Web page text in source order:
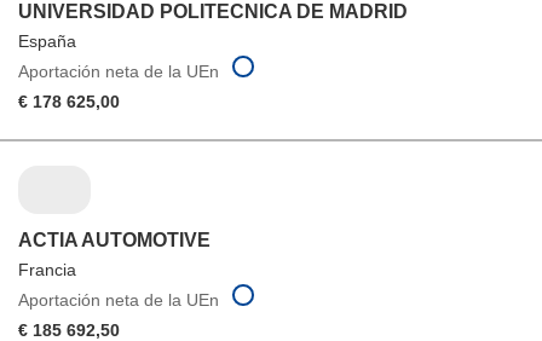
UNIVERSIDAD POLITECNICA DE MADRID
España
Aportación neta de la UEn
€ 178 625,00
ACTIA AUTOMOTIVE
Francia
Aportación neta de la UEn
€ 185 692,50